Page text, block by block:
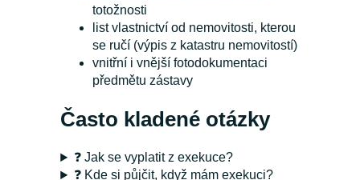
totožnosti
list vlastnictví od nemovitosti, kterou
se ručí (výpis z katastru nemovitostí)
vnitřní i vnější fotodokumentaci
předmětu zástavy
Často kladené otázky
❓ Jak se vyplatit z exekuce?
❓ Kde si půjčit, když mám exekuci?